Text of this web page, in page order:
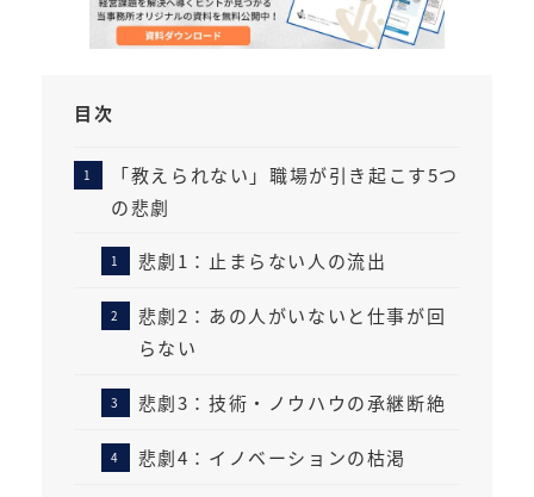
目次
「教えられない」職場が引き起こす5つ
の悲劇
悲劇1：止まらない人の流出
悲劇2：あの人がいないと仕事が回
らない
悲劇3：技術・ノウハウの承継断絶
悲劇4：イノベーションの枯渇